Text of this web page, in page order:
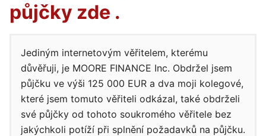
půjčky zde .
Jediným internetovým věřitelem, kterému
důvěřuji, je MOORE FINANCE Inc. Obdržel jsem
půjčku ve výši 125 000 EUR a dva moji kolegové,
které jsem tomuto věřiteli odkázal, také obdrželi
své půjčky od tohoto soukromého věřitele bez
jakýchkoli potíží při splnění požadavků na půjčku.